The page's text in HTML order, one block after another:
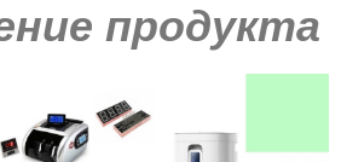
продукта